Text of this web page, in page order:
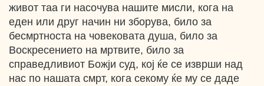
живот таа ги насочува нашите мисли, кога на
еден или друг начин ни зборува, било за
бесмртноста на човековата душа, било за
Воскресението на мртвите, било за
справедливиот Божји суд, кој ќе се изврши над
нас по нашата смрт, кога секому ќе му се даде